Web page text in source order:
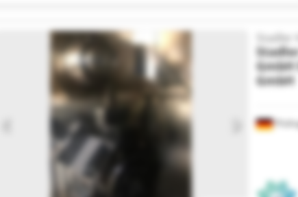
GmbH Stadler Keppler Maschinenbau GmbH Stadler Keppler
GmbH
GmbH